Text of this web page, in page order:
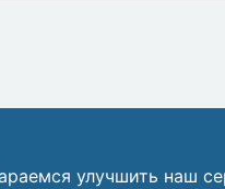
улучшить наш